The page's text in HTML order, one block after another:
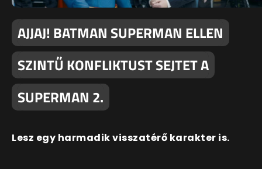
AJJAJ! BATMAN SUPERMAN ELLEN
SZINTŰ KONFLIKTUST SEJTET A
SUPERMAN 2.
Lesz egy harmadik visszatérő karakter is.